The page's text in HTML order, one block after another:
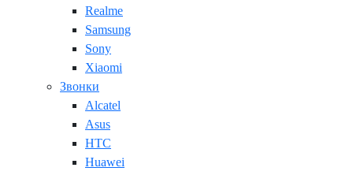
Realme
Samsung
Sony
Xiaomi
Звонки
Alcatel
Asus
HTC
Huawei